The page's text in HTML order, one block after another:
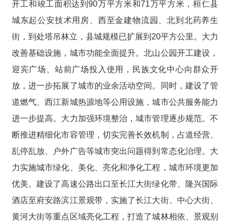
开工和竣工面积达到90万平方米和71万平方米，桓仁县
城东起公安技术用房、西至金建物流园、北到北药养生
街，到处塔吊林立，县城规模已扩展到20平方公里。大力
改善基础设施，城市功能全面提升。北山公园开工建设，
迎宾广场、站前广场投入使用，民族文化中心向群众开
放，进一步拓展了城市的业余活动空间。同时，建设了管
道燃气、西江新城热源地等公用设施，城市公共服务能力
进一步提高。大力加强环境整治，城市管理逐步规范。不
断推进精细化市容管理，切实完善长效机制，占道经营、
乱停乱放、户外广告等城市突出问题得到常态化治理。大
力实施城市绿化、美化、亮化和净化工程，城市环境更加
优美。建设了高速公路出口至长江大街绿化带、隆兴国际
酒店至府安路滨江景观带，实施了长江大街、中心大街、
黄河大街等重点区域亮化工程，打造了城林相依、景观别